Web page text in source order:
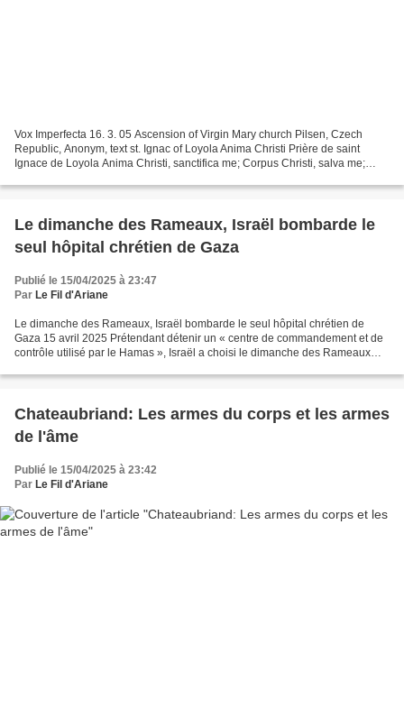
Vox Imperfecta 16. 3. 05 Ascension of Virgin Mary church Pilsen, Czech
Republic, Anonym, text st. Ignac of Loyola Anima Christi Prière de saint
Ignace de Loyola Anima Christi, sanctifica me; Corpus Christi, salva me;
Le dimanche des Rameaux, Israël bombarde le
seul hôpital chrétien de Gaza
Publié le 15/04/2025 à 23:47
Par Le Fil d'Ariane
Le dimanche des Rameaux, Israël bombarde le seul hôpital chrétien de
Gaza 15 avril 2025 Prétendant détenir un « centre de commandement et de
contrôle utilisé par le Hamas », Israël a choisi le dimanche des Rameaux
Chateaubriand: Les armes du corps et les armes
de l'âme
Publié le 15/04/2025 à 23:42
Par Le Fil d'Ariane